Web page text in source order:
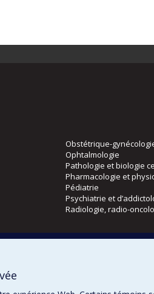
Obstétrique-
Ophtalmologie
Pathologie et biologie
Pharmacologie et
Pédiatrie
Psychiatrie et
Radiologie, radio-